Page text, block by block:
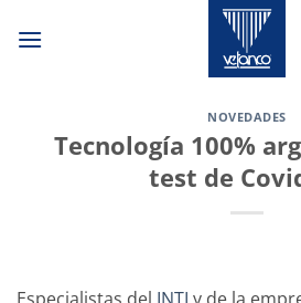
NOVEDADES
Tecnología 100%
test de
Especialistas del INTI y de la